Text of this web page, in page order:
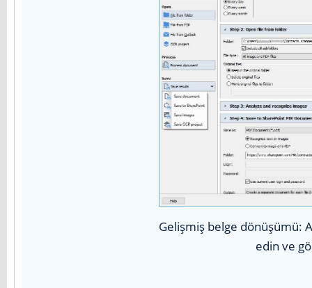
Gelişmiş belge dönüşümü:
edin ve